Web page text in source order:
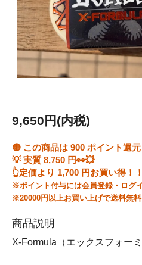
9,650円(内税)
🟡 この商品は 900 ポイント還元
💡 実質 8,750 円👀💥
👆定価より 1,700 円お買い得！！
※ポイント付与には会員登録・ログ
※20000円以上お買い上げで送料無料
商品説明
X-Formula（エックスフォー